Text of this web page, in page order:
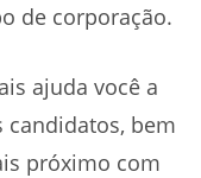
de corporação.
ajuda você a
candidatos, bem
próximo com